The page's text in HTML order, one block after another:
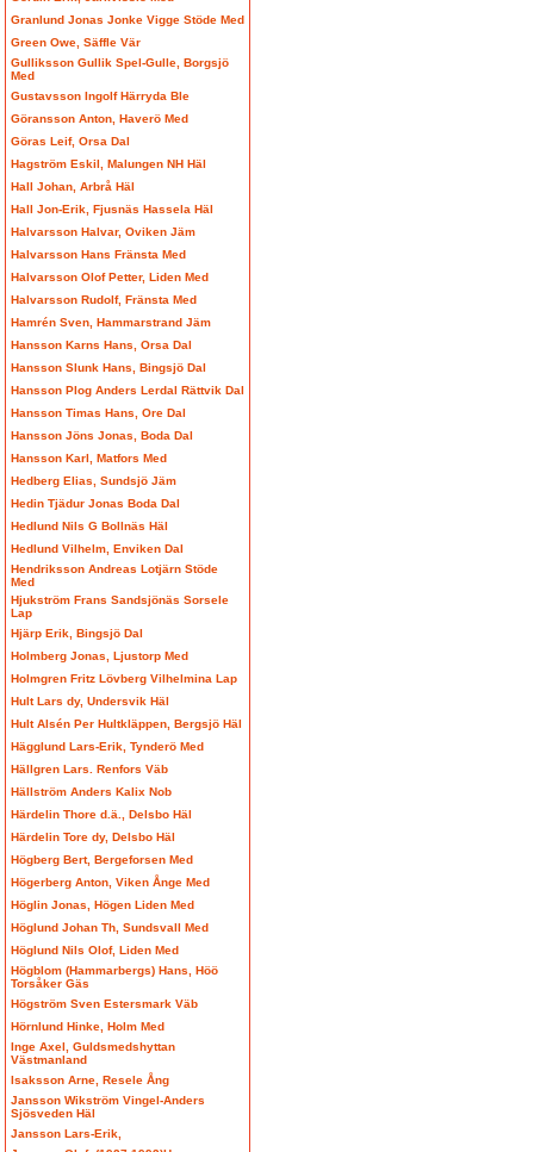
Granlund Jonas Jonke Vigge Stöde Med
Green Owe, Säffle Vär
Gulliksson Gullik Spel-Gulle, Borgsjö
Med
Gustavsson Ingolf Härryda Ble
Göransson Anton, Haverö Med
Göras Leif, Orsa Dal
Hagström Eskil, Malungen NH Häl
Hall Johan, Arbrå Häl
Hall Jon-Erik, Fjusnäs Hassela Häl
Halvarsson Halvar, Oviken Jäm
Halvarsson Hans Fränsta Med
Halvarsson Olof Petter, Liden Med
Halvarsson Rudolf, Fränsta Med
Hamrén Sven, Hammarstrand Jäm
Hansson Karns Hans, Orsa Dal
Hansson Slunk Hans, Bingsjö Dal
Hansson Plog Anders Lerdal Rättvik Dal
Hansson Timas Hans, Ore Dal
Hansson Jöns Jonas, Boda Dal
Hansson Karl, Matfors Med
Hedberg Elias, Sundsjö Jäm
Hedin Tjädur Jonas Boda Dal
Hedlund Nils G Bollnäs Häl
Hedlund Vilhelm, Enviken Dal
Hendriksson Andreas Lotjärn Stöde
Med
Hjukström Frans Sandsjönäs Sorsele
Lap
Hjärp Erik, Bingsjö Dal
Holmberg Jonas, Ljustorp Med
Holmgren Fritz Lövberg Vilhelmina Lap
Hult Lars dy, Undersvik Häl
Hult Alsén Per Hultkläppen, Bergsjö Häl
Hägglund Lars-Erik, Tynderö Med
Hällgren Lars. Renfors Väb
Hällström Anders Kalix Nob
Härdelin Thore d.ä., Delsbo Häl
Härdelin Tore dy, Delsbo Häl
Högberg Bert, Bergeforsen Med
Högerberg Anton, Viken Ånge Med
Höglin Jonas, Högen Liden Med
Höglund Johan Th, Sundsvall Med
Höglund Nils Olof, Liden Med
Högblom (Hammarbergs) Hans, Höö
Torsåker Gäs
Högström Sven Estersmark Väb
Hörnlund Hinke, Holm Med
Inge Axel, Guldsmedshyttan
Västmanland
Isaksson Arne, Resele Ång
Jansson Wikström Vingel-Anders
Sjösveden Häl
Jansson Lars-Erik,